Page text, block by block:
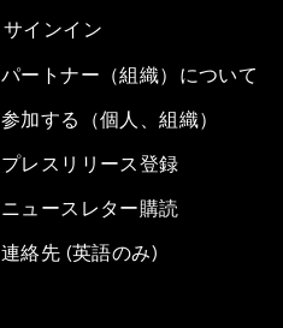
サインイン
パートナー（組織）について
参加する（個人、組織）
プレスリリース登録
ニュースレター購読
連絡先 (英語のみ)